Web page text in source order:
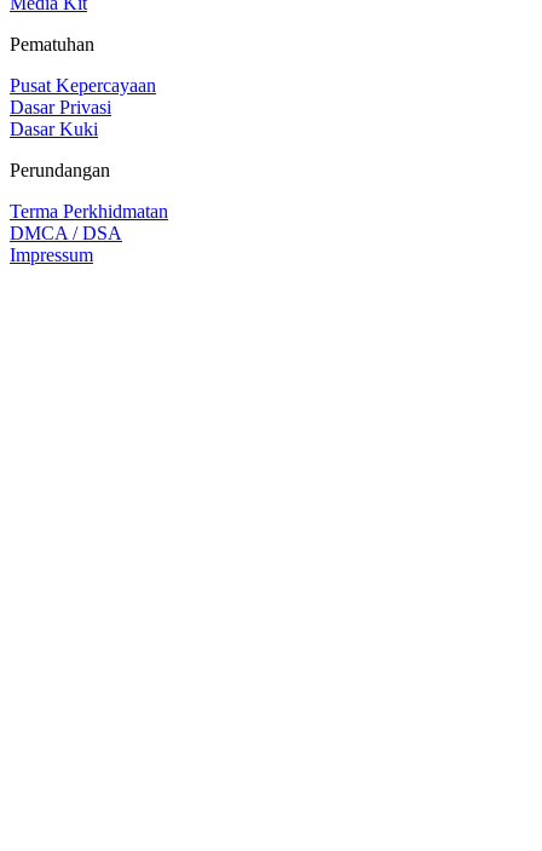
Pematuhan
Pusat Kepercayaan
Dasar Privasi
Dasar Kuki
Perundangan
Terma Perkhidmatan
DMCA / DSA
Impressum